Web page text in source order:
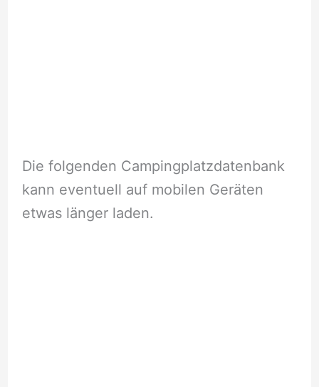
Die folgenden Campingplatzdatenbank
kann eventuell auf mobilen Geräten
etwas länger laden.